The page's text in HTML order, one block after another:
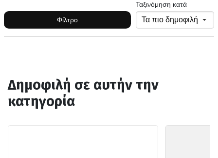
Φίλτρο
Ταξινόμηση κατά
Δημοφιλή σε αυτήν την
κατηγορία